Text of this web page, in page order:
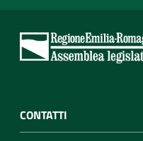
CONTATTI